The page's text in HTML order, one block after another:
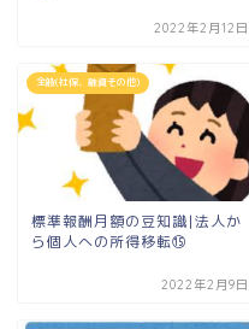
2022年2月12日
全般(社保、融資その他)
標準報酬月額の豆知識|法人か
ら個人への所得移転⑮
2022年2月9日